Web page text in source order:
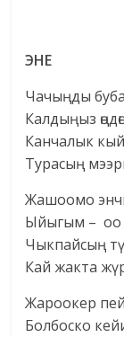
ЭНЕ
Чачыңды
Калдыңыз
Канчалык
Турасың
Жашоомо
Ыйыгым – оо
Чыкпайсың
Кай жакта
Жароокер
Болбоско